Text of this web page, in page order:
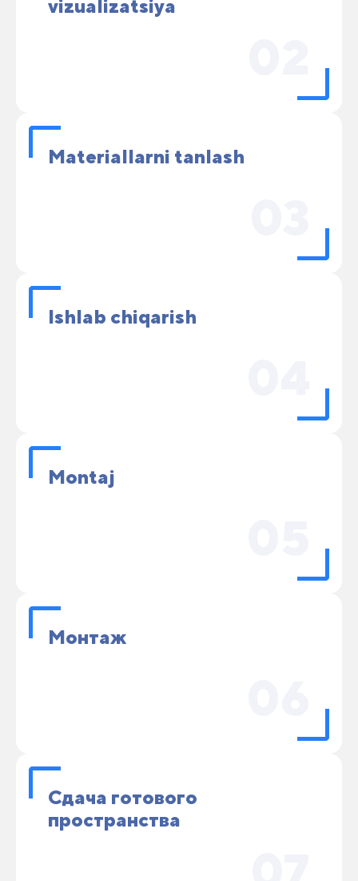
vizualizatsiya
Materiallarni tanlash
Ishlab chiqarish
Montaj
Монтаж
Сдача готового
пространства